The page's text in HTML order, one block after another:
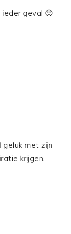
geval 🙂
geluk met zijn
krijgen.